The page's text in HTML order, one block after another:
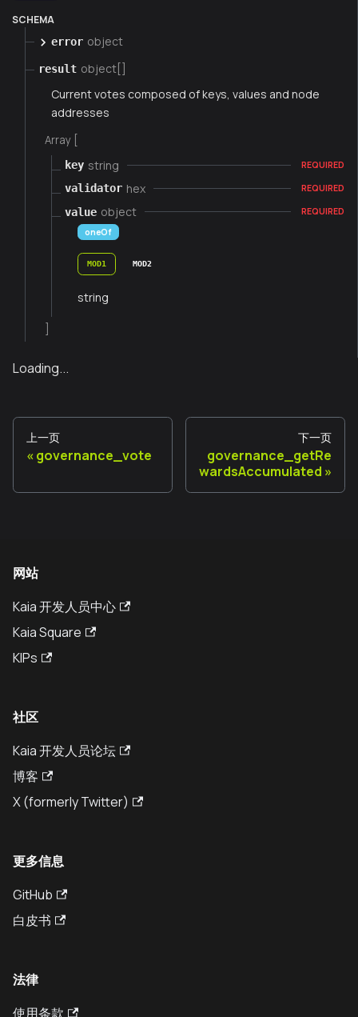
SCHEMA
error object
result object[]
Current votes composed of keys, values and node
addresses
Array [
key string REQUIRED
validator hex REQUIRED
value object
REQUIRED
oneOf
MOD1 MOD2
string
Loading...
上一页
governance_vote
下一页
governance_getRe
wardsAccumulated
网站
Kaia 开发人员中心
Kaia Square
KIPs
社区
Kaia 开发人员论坛
博客
X (formerly Twitter)
更多信息
GitHub
白皮书
法律
使用条款